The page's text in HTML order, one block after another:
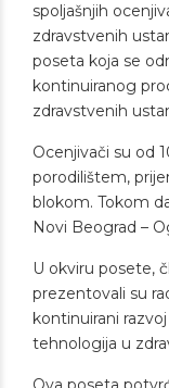
spoljašnjih
zdravstvenih
poseta koja se
kontinuiranog
zdravstvenih
Ocenjivači su od
porodilištem,
blokom. Tokom
Novi Beograd –
U okviru posete,
prezentovali su
kontinuirani
tehnologija u